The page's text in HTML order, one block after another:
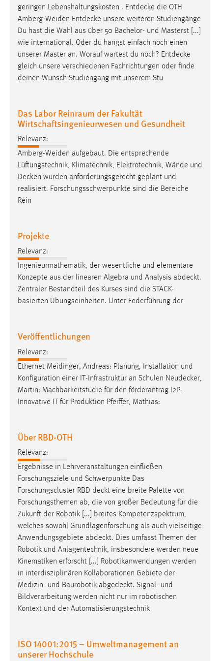
geringen Lebenshaltungskosten . Entdecke die OTH
Amberg-Weiden Entdecke unsere weiteren Studiengänge
Du hast die Wahl aus über 50 Bachelor- und Masterst [...]
wie international. Oder du hängst einfach noch einen
unserer Master an. Worauf wartest du noch? Entdecke
gleich unsere verschiedenen Fachrichtungen oder finde
deinen Wunsch-Studiengang mit unserem Stu
Das Labor Reinraum der Fakultät
Wirtschaftsingenieurwesen und Gesundheit
Relevanz:
Amberg-Weiden aufgebaut. Die entsprechende
Lüftungstechnik, Klimatechnik, Elektrotechnik, Wände und
Decken wurden anforderungsgerecht geplant und
realisiert. Forschungsschwerpunkte sind die Bereiche
Rein
Projekte
Relevanz:
Ingenieurmathematik, der wesentliche und elementare
Konzepte aus der linearen Algebra und Analysis abdeckt.
Zentraler Bestandteil des Kurses sind die STACK-
basierten Übungseinheiten. Unter Federführung der
Veröffentlichungen
Relevanz:
Ethernet Meidinger, Andreas: Planung, Installation und
Konfiguration einer IT-Infrastruktur an Schulen Neudecker,
Martin: Machbarkeitstudie für den förderantrag I2P-
Innovative IT für Produktion Pfeiffer, Mathias:
Über RBD-OTH
Relevanz:
Ergebnisse in Lehrveranstaltungen einfließen
Forschungsziele und Schwerpunkte Das
Forschungscluster RBD deckt eine breite Palette von
Forschungsthemen ab, die von großer Bedeutung für die
Zukunft der Robotik [...] breites Kompetenzspektrum,
welches sowohl Grundlagenforschung als auch vielseitige
Anwendungsgebiete abdeckt. Dies umfasst Themen der
Robotik und Anlagentechnik, insbesondere werden neue
Kinematiken erforscht [...] Robotikanwendungen werden
in interdisziplinären Kollaborationen Gebiete der
Medizin- und Baurobotik abgedeckt. Signal- und
Bildverarbeitung werden nicht nur im robotischen
Kontext und der Automatisierungstechnik
ISO 14001:2015 – Umweltmanagement an
unserer Hochschule